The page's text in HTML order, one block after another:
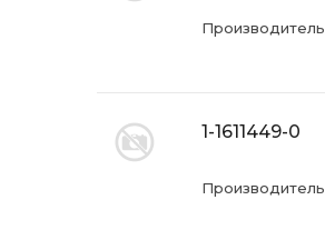
Производитель
1-1611449-0
Производитель